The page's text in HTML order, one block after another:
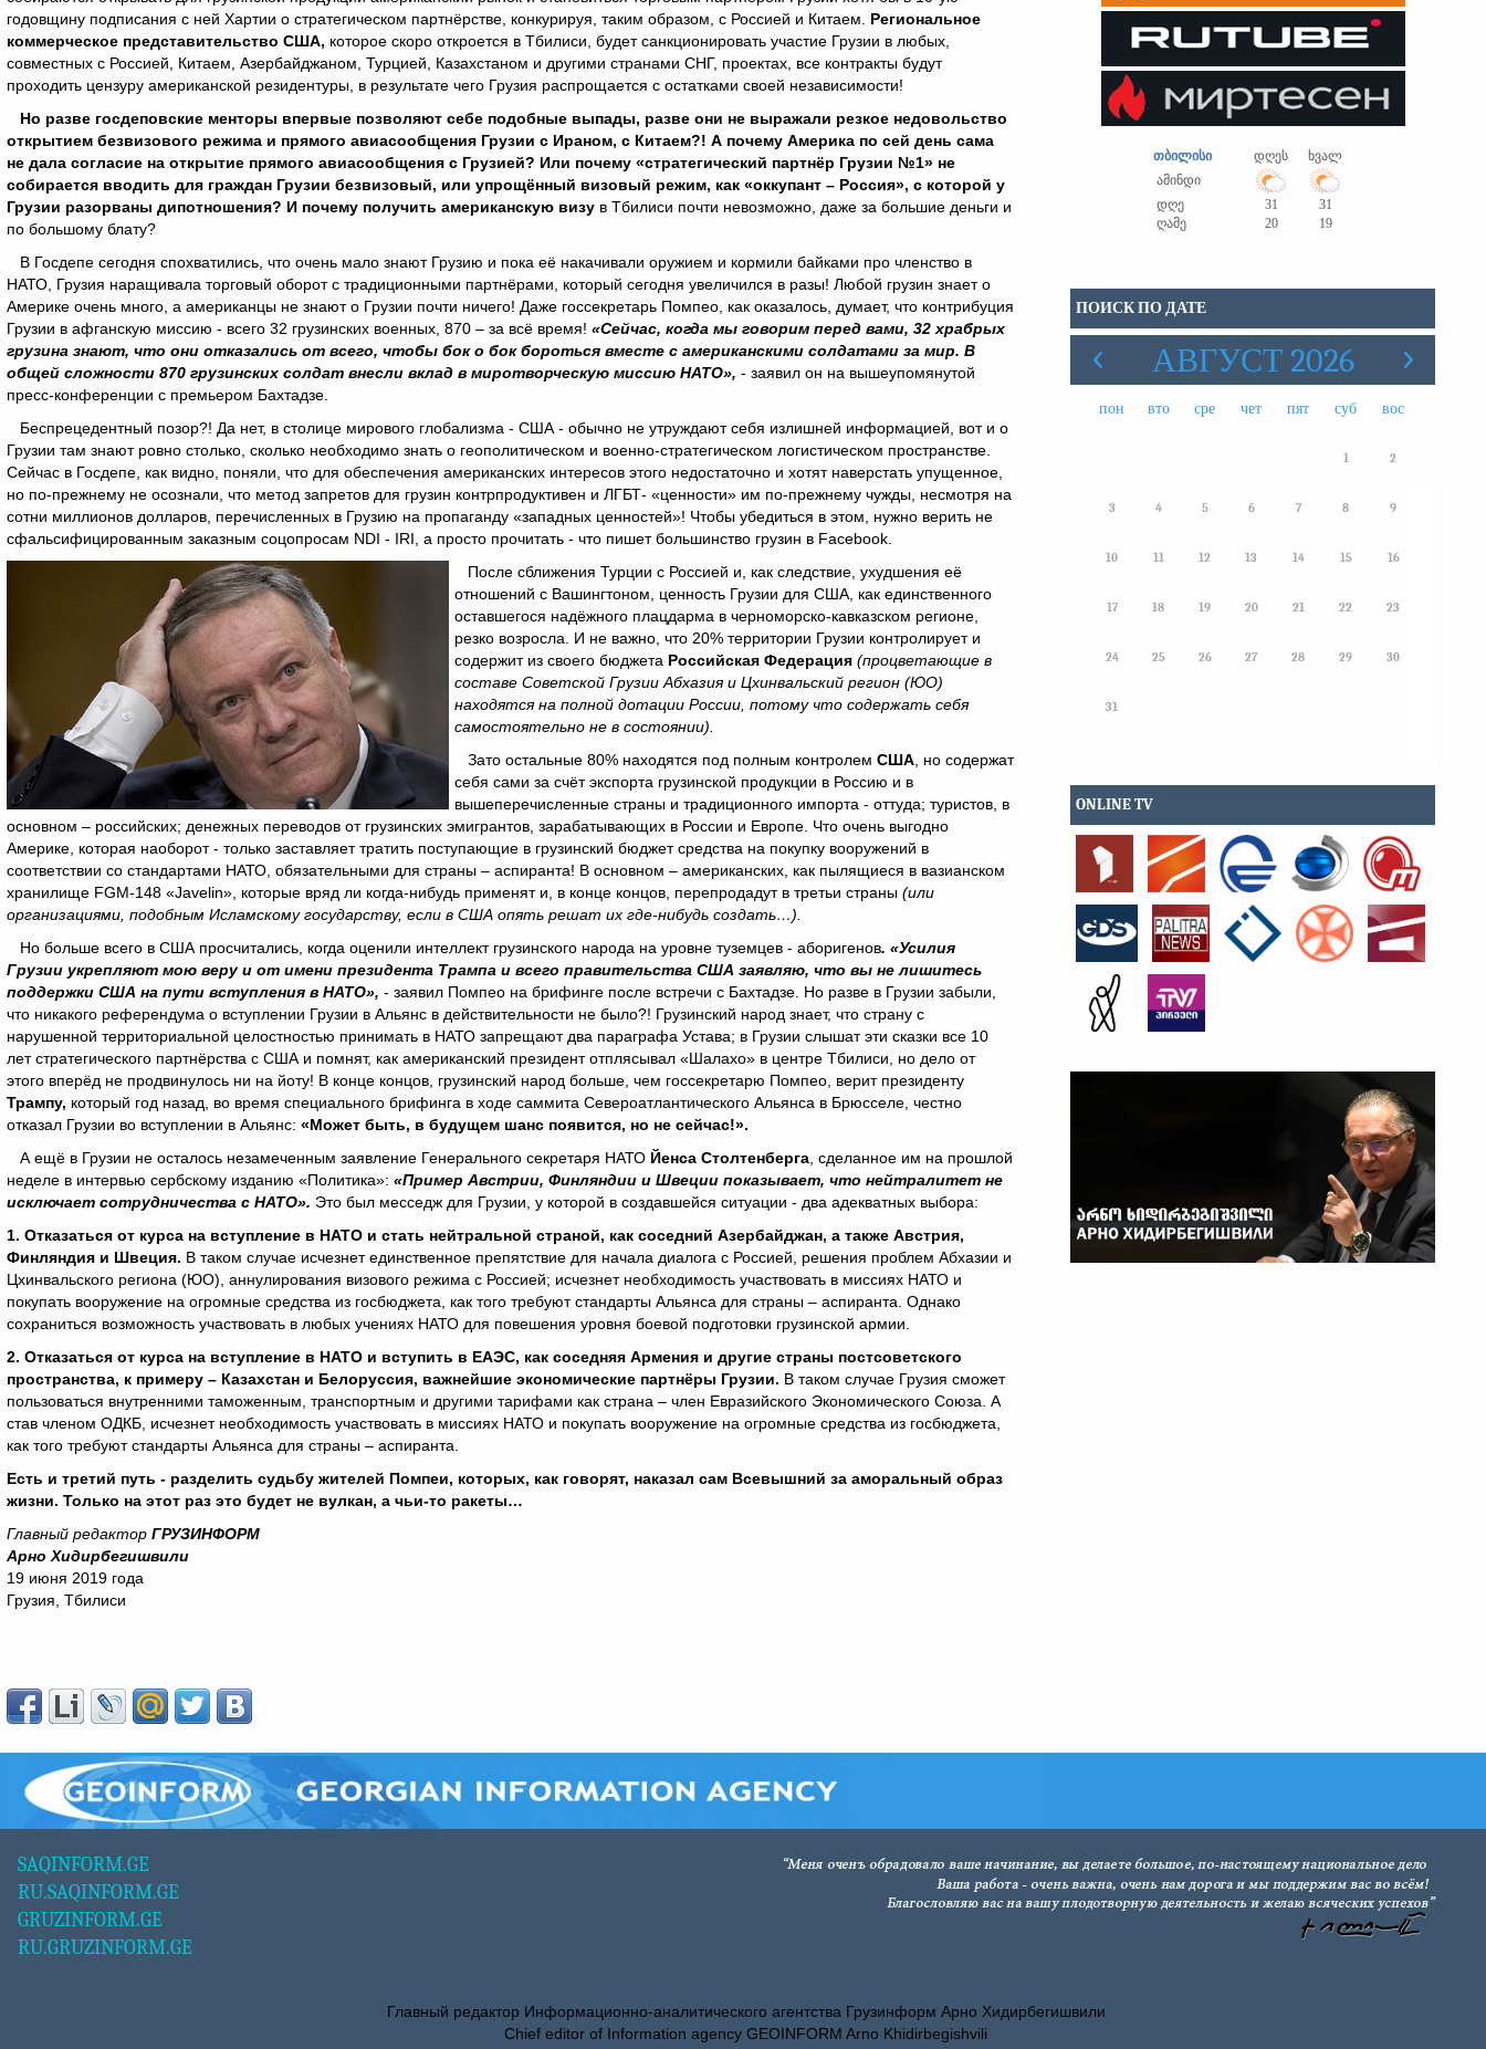
годовщину подписания с ней Хартии о стратегическом партнёрстве, конкурируя, таким образом, с Россией и Китаем. Региональное
коммерческое представительство США, которое скоро откроется в Тбилиси, будет санкционировать участие Грузии в любых,
совместных с Россией, Китаем, Азербайджаном, Турцией, Казахстаном и другими странами СНГ, проектах, все контракты будут
проходить цензуру американской резидентуры, в результате чего Грузия распрощается с остатками своей независимости!
Но разве госдеповские менторы впервые позволяют себе подобные выпады, разве они не выражали резкое недовольство
открытием безвизового режима и прямого авиасообщения Грузии с Ираном, с Китаем?! А почему Америка по сей день сама
не дала согласие на открытие прямого авиасообщения с Грузией? Или почему «стратегический партнёр Грузии №1» не
собирается вводить для граждан Грузии безвизовый, или упрощённый визовый режим, как «оккупант – Россия», с которой у
Грузии разорваны дипотношения? И почему получить американскую визу в Тбилиси почти невозможно, даже за большие деньги и
по большому блату?
В Госдепе сегодня спохватились, что очень мало знают Грузию и пока её накачивали оружием и кормили байками про членство в
НАТО, Грузия наращивала торговый оборот с традиционными партнёрами, который сегодня увеличился в разы! Любой грузин знает о
Америке очень много, а американцы не знают о Грузии почти ничего! Даже госсекретарь Помпео, как оказалось, думает, что контрибуция
Грузии в афганскую миссию - всего 32 грузинских военных, 870 – за всё время! «Сейчас, когда мы говорим перед вами, 32 храбрых
грузина знают, что они отказались от всего, чтобы бок о бок бороться вместе с американскими солдатами за мир. В
общей сложности 870 грузинских солдат внесли вклад в миротворческую миссию НАТО», - заявил он на вышеупомянутой
пресс-конференции с премьером Бахтадзе.
Беспрецедентный позор?! Да нет, в столице мирового глобализма - США - обычно не утруждают себя излишней информацией, вот и о
Грузии там знают ровно столько, сколько необходимо знать о геополитическом и военно-стратегическом логистическом пространстве.
Сейчас в Госдепе, как видно, поняли, что для обеспечения американских интересов этого недостаточно и хотят наверстать упущенное,
но по-прежнему не осознали, что метод запретов для грузин контрпродуктивен и ЛГБТ- «ценности» им по-прежнему чужды, несмотря на
сотни миллионов долларов, перечисленных в Грузию на пропаганду «западных ценностей»! Чтобы убедиться в этом, нужно верить не
сфальсифицированным заказным соцопросам NDI - IRI, а просто прочитать - что пишет большинство грузин в Facebook.
После сближения Турции с Россией и, как следствие, ухудшения её
отношений с Вашингтоном, ценность Грузии для США, как единственного
оставшегося надёжного плацдарма в черноморско-кавказском регионе,
резко возросла. И не важно, что 20% территории Грузии контролирует и
содержит из своего бюджета Российская Федерация (процветающие в
составе Советской Грузии Абхазия и Цхинвальский регион (ЮО)
находятся на полной дотации России, потому что содержать себя
самостоятельно не в состоянии).
Зато остальные 80% находятся под полным контролем США , но содержат
себя сами за счёт экспорта грузинской продукции в Россию и в
вышеперечисленные страны и традиционного импорта - оттуда; туристов, в
основном – российских; денежных переводов от грузинских эмигрантов, зарабатывающих в России и Европе. Что очень выгодно
Америке, которая наоборот - только заставляет тратить поступающие в грузинский бюджет средства на покупку вооружений в
соответствии со стандартами НАТО, обязательными для страны – аспиранта! В основном – американских, как пылящиеся в вазианском
хранилище FGM-148 «Javelin», которые вряд ли когда-нибудь применят и, в конце концов, перепродадут в третьи страны (или
организациями, подобным Исламскому государству, если в США опять решат их где-нибудь создать…).
Но больше всего в США просчитались, когда оценили интеллект грузинского народа на уровне туземцев - аборигенов. «Усилия
Грузии укрепляют мою веру и от имени президента Трампа и всего правительства США заявляю, что вы не лишитесь
поддержки США на пути вступления в НАТО», - заявил Помпео на брифинге после встречи с Бахтадзе. Но разве в Грузии забыли,
что никакого референдума о вступлении Грузии в Альянс в действительности не было?! Грузинский народ знает, что страну с
нарушенной территориальной целостностью принимать в НАТО запрещают два параграфа Устава; в Грузии слышат эти сказки все 10
лет стратегического партнёрства с США и помнят, как американский президент отплясывал «Шалахо» в центре Тбилиси, но дело от
этого вперёд не продвинулось ни на йоту! В конце концов, грузинский народ больше, чем госсекретарю Помпео, верит президенту
Трампу, который год назад, во время специального брифинга в ходе саммита Североатлантического Альянса в Брюсселе, честно
отказал Грузии во вступлении в Альянс: «Может быть, в будущем шанс появится, но не сейчас!».
А ещё в Грузии не осталось незамеченным заявление Генерального секретаря НАТО Йенса Столтенберга , сделанное им на прошлой
неделе в интервью сербскому изданию «Политика»: «Пример Австрии, Финляндии и Швеции показывает, что нейтралитет не
исключает сотрудничества с НАТО». Это был месседж для Грузии, у которой в создавшейся ситуации - два адекватных выбора:
1. Отказаться от курса на вступление в НАТО и стать нейтральной страной, как соседний Азербайджан, а также Австрия,
Финляндия и Швеция. В таком случае исчезнет единственное препятствие для начала диалога с Россией, решения проблем Абхазии и
Цхинвальского региона (ЮО), аннулирования визового режима с Россией; исчезнет необходимость участвовать в миссиях НАТО и
покупать вооружение на огромные средства из госбюджета, как того требуют стандарты Альянса для страны – аспиранта. Однако
сохраниться возможность участвовать в любых учениях НАТО для повешения уровня боевой подготовки грузинской армии.
2. Отказаться от курса на вступление в НАТО и вступить в ЕАЭС, как соседняя Армения и другие страны постсоветского
пространства, к примеру – Казахстан и Белоруссия, важнейшие экономические партнёры Грузии. В таком случае Грузия сможет
пользоваться внутренними таможенным, транспортным и другими тарифами как страна – член Евразийского Экономического Союза. А
став членом ОДКБ, исчезнет необходимость участвовать в миссиях НАТО и покупать вооружение на огромные средства из госбюджета,
как того требуют стандарты Альянса для страны – аспиранта.
Есть и третий путь - разделить судьбу жителей Помпеи, которых, как говорят, наказал сам Всевышний за аморальный образ
жизни. Только на этот раз это будет не вулкан, а чьи-то ракеты…
Главный редактор ГРУЗИНФОРМ
Арно Хидирбегишвили
19 июня 2019 года
Грузия, Тбилиси
თბილისი დღეს
ხვალ
ამინდი
დღე
31
31
ღამე
20 19
ПОИСК ПО ДАТЕ
АВГУСТ 2026
пон вто сре чет пят суб вос
1 2
3 4 5 6 7 8 9
10 11 12 13 14 15 16
17 18 19 20 21 22 23
24 25 26 27 28 29 30
31
ONLINE TV
SAQINFORM.GE
RU.SAQINFORM.GE
GRUZINFORM.GE
RU.GRUZINFORM.GE
Главный редактор Информационно-аналитического агентства Грузинформ Арно Хидирбегишвили
Chief editor of Information agency GEOINFORM Arno Khidirbegishvili